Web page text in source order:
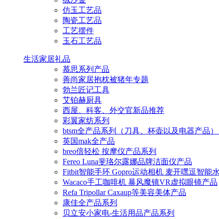
仿玉工艺品
陶瓷工艺品
工艺摆件
玉石工艺品
生活家居礼品
慕思系列产品
善尚家居抱枕被猪年专题
勃兰匠记工具
艾铂赫厨具
西屋、科客、外交官新品推荐
彩翼家纺系列
btsm全产品系列（刀具、杯壶以及电器产品）
英国mak全产品
breo倍轻松 按摩仪产品系列
Fereo Luna斐珞尔露娜品牌洁面仪产品
Fitbit智能手环 Gopro运动相机 麦开嘿逗智能
Wacaco手工咖啡机 暴风魔镜VR虚拟眼镜产品
Refa Tripollar Caxaup等美容美体产品
康佳全产品系列
贝立安小家电-生活用品产品系列